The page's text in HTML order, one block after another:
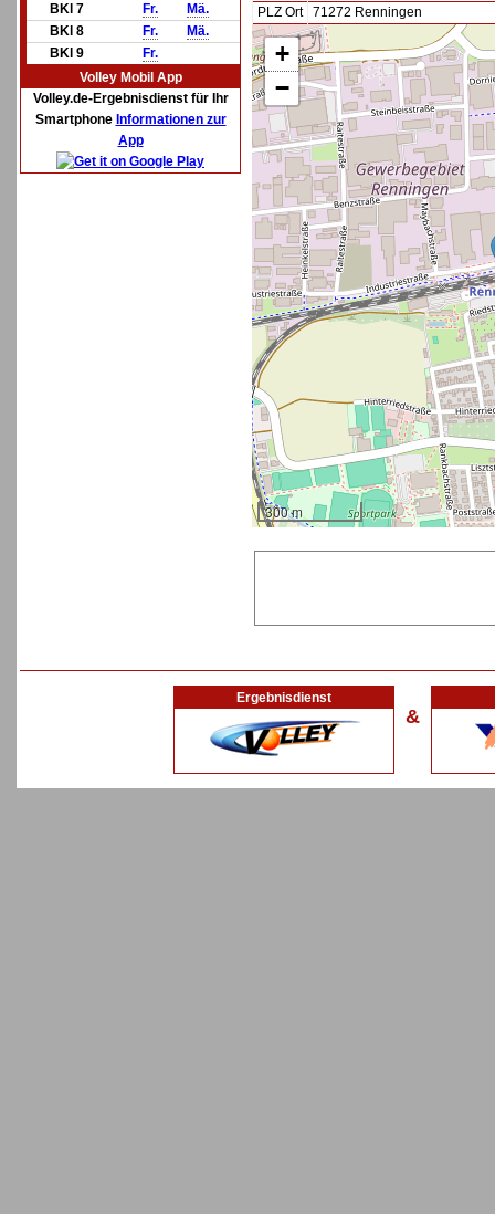
BKl 7
Fr.
Mä.
BKl 8
Fr.
Mä.
BKl 9
Fr.
Volley Mobil App
Volley.de-Ergebnisdienst für Ihr
Smartphone Informationen zur
App
PLZ Ort
71272 Renningen
+
−
300 m
Ergebnisdienst
&